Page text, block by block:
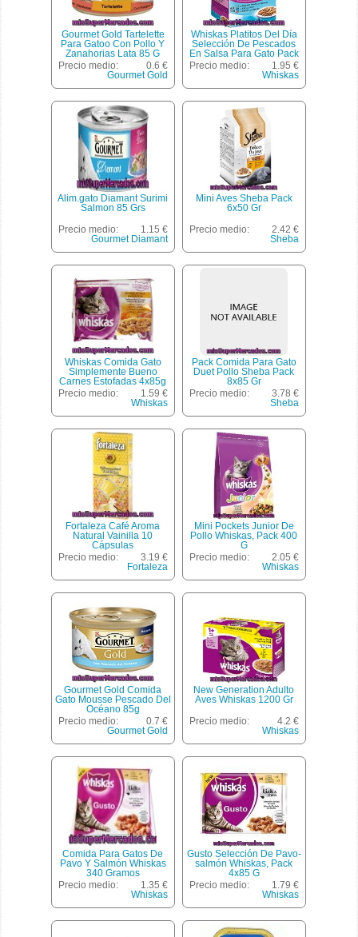
Gourmet Gold Tartelette
Para Gatoo Con Pollo Y
Zanahorias Lata 85 G
Precio medio:
0.6 €
Gourmet Gold
Whiskas Platitos Del Día
Selección De Pescados
En Salsa Para Gato Pack
6 Bolsa 50 G
Precio medio:
1.95 €
Whiskas
Alim.gato Diamant Surimi
Salmon 85 Grs
Precio medio:
1.15 €
Gourmet Diamant
Mini Aves Sheba Pack
6x50 Gr
Precio medio:
2.42 €
Sheba
Whiskas Comida Gato
Simplemente Bueno
Carnes Estofadas 4x85g
Precio medio:
1.59 €
Whiskas
Pack Comida Para Gato
Duet Pollo Sheba Pack
8x85 Gr
Precio medio:
3.78 €
Sheba
Fortaleza Café Aroma
Natural Vainilla 10
Cápsulas
Precio medio:
3.19 €
Fortaleza
Mini Pockets Junior De
Pollo Whiskas, Pack 400
G
Precio medio:
2.05 €
Whiskas
Gourmet Gold Comida
Gato Mousse Pescado Del
Océano 85g
Precio medio:
0.7 €
Gourmet Gold
New Generation Adulto
Aves Whiskas 1200 Gr
Precio medio:
4.2 €
Whiskas
Comida Para Gatos De
Pavo Y Salmón Whiskas
340 Gramos
Precio medio:
1.35 €
Whiskas
Gusto Selección De Pavo-
salmón Whiskas, Pack
4x85 G
Precio medio:
1.79 €
Whiskas